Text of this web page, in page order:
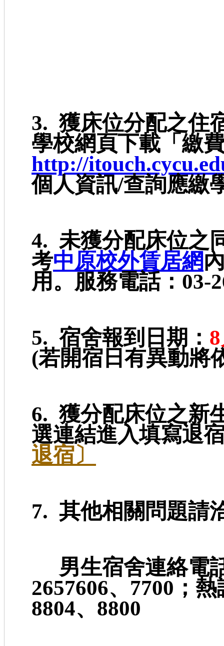
3. 獲床位分配之住
學校網頁下載「繳
http://
個人資訊/查詢應繳
4. 未獲分配床位之
考中原校外賃居網
用。服務電話：03-
5. 宿舍報到日期： 8
(若開宿日有異動將
6.獲分配床位之新
選連結進入填寫退
退宿〕
7. 其他相關問題請
男生宿舍連絡電
2657606、7700；
8804、8800